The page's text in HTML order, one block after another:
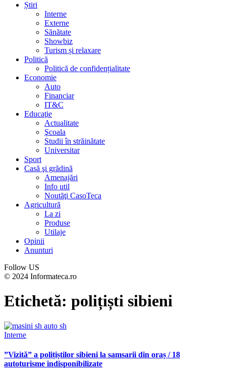
Știri
Interne
Externe
Sănătate
Showbiz
Turism și relaxare
Politică
Politică de confidențialitate
Economie
Auto
Financiar
IT&C
Educaţie
Actualitate
Şcoala
Studii în străinătate
Universitar
Sport
Casă şi grădină
Amenajări
Info util
Noutăţi CasoTeca
Agricultură
La zi
Produse
Utilaje
Opinii
Anunturi
Follow US
© 2024 Informateca.ro
Etichetă: polițiști sibieni
Interne
”Vizită” a polițiștilor sibieni la samsarii din oraș / 18
autoturisme indisponibilizate